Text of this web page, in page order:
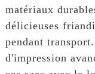
matériaux
délicieuses
pendant
d'impression